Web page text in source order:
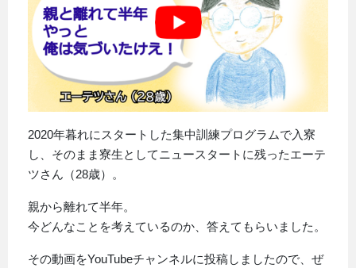
2020年暮れにスタートした集中訓練プログラムで入寮
し、そのまま寮生としてニュースタートに残ったエーテ
ツさん（28歳）。
親から離れて半年。
今どんなことを考えているのか、答えてもらいました。
その動画をYouTubeチャンネルに投稿しましたので、ぜ